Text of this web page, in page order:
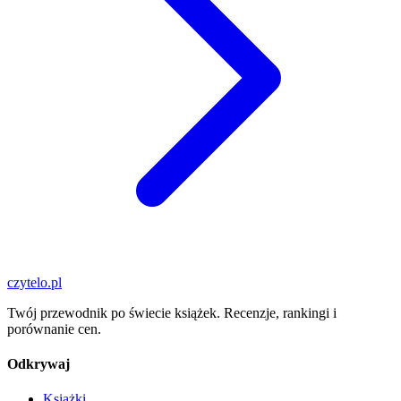
czytelo.pl
Twój przewodnik po świecie książek. Recenzje, rankingi i
porównanie cen.
Odkrywaj